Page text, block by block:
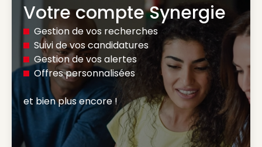
Votre compte Synergie
Gestion de vos recherches
Suivi de vos candidatures
Gestion de vos alertes
Offres personnalisées
et bien plus encore !